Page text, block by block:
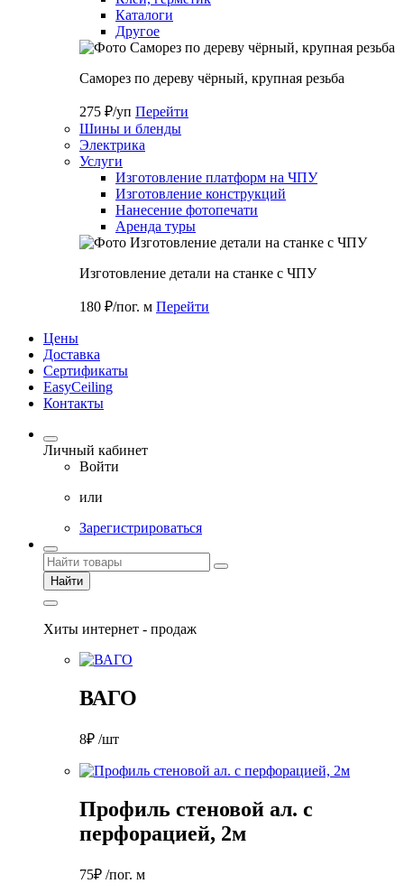
Каталоги
Другое
Саморез по дереву чёрный, крупная резьба
275 ₽/уп Перейти
Шины и бленды
Электрика
Услуги
Изготовление платформ на ЧПУ
Изготовление конструкций
Нанесение фотопечати
Аренда туры
Изготовление детали на станке с ЧПУ
180 ₽/пог. м Перейти
Цены
Доставка
Cертификаты
EasyCeiling
Контакты
Личный кабинет
Войти
или
Зарегистрироваться
Найти
Хиты интернет - продаж
ВАГО
8₽ /шт
Профиль стеновой ал. с
перфорацией, 2м
75₽ /пог. м